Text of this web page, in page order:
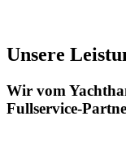
Unsere
Wir vom
Fullservice-